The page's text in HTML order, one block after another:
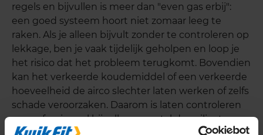
regels en bijvullen is meer dan "even gas erbij":
een goed systeem hoort niet zomaar leeg te
raken. Als je alleen bijvult zonder te controleren op
lekkage, ben je vaak tijdelijk geholpen en loop je
het risico dat het probleem terugkomt. Bovendien
kan het verkeerde koudemiddel of een verkeerde
hoeveelheid de airco slechter laten werken of zelfs
schade veroorzaken. Daarom is laten controleren
en professioneel bijvullen meestal de veiligste en